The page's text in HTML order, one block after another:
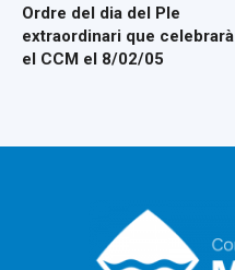
Ordre del dia del Ple
extraordinari que celebrarà
el CCM el 8/02/05